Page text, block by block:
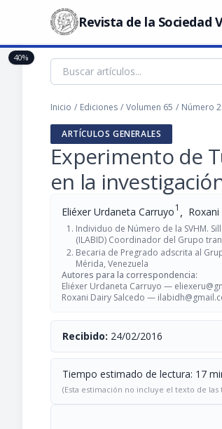
Revista de la Sociedad
Inicio / Ediciones / Volumen 65 / Número 2
ARTÍCULOS GENERALES
Experimento de
en la
Eliéxer Urdaneta Carruyo1 ,
Individuo de Número de la SVHM.
(ILABID) Coordinador del Grupo
Becaria de Pregrado adscrita al
Mérida, Venezuela
Autores para la correspondencia:
Eliéxer Urdaneta Carruyo —
Roxani Dairy Salcedo —
Recibido: 24/02/2016
Tiempo estimado de lectura: 17
(Esta estimación no incluye el texto de las
40%